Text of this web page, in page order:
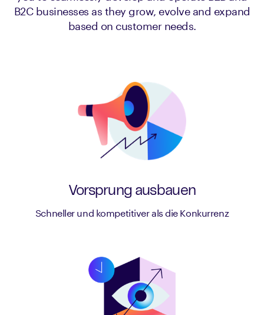
B2C businesses as they grow, evolve and expand
based on customer needs.
Vorsprung ausbauen
Schneller und kompetitiver als die Konkurrenz